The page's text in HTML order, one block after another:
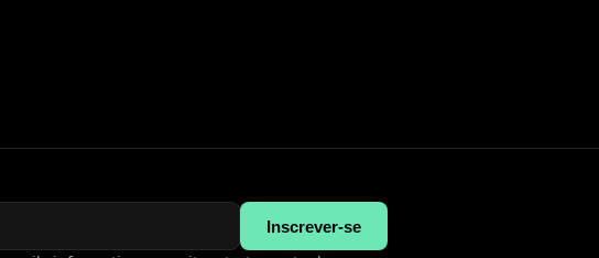
Inscrever-se